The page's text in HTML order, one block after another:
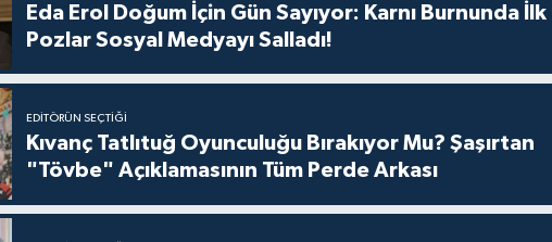
Eda Erol Doğum İçin Gün Sayıyor: Karnı Burnunda İlk
Pozlar Sosyal Medyayı Salladı!
EDITÖRÜN SEÇTIĞI
Kıvanç Tatlıtuğ Oyunculuğu Bırakıyor Mu? Şaşırtan
"Tövbe" Açıklamasının Tüm Perde Arkası